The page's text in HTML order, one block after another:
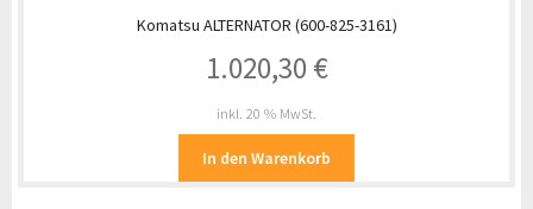
Komatsu ALTERNATOR (600-825-3161)
1.020,30 €
inkl. 20 % MwSt.
In den Warenkorb